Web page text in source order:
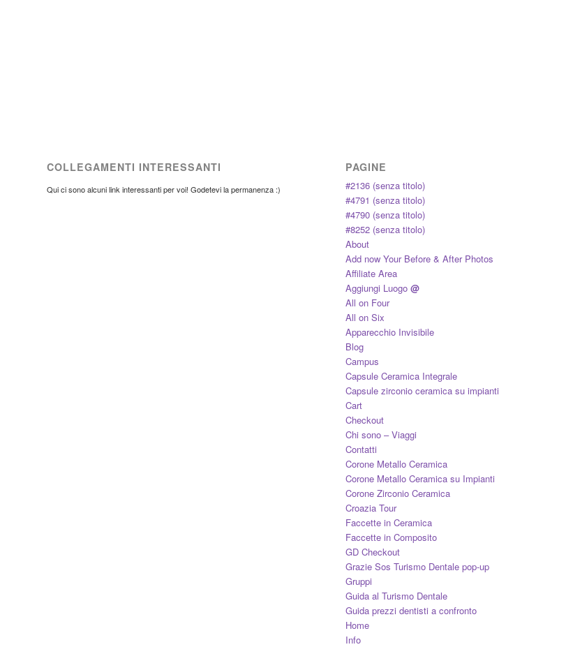
COLLEGAMENTI INTERESSANTI
Qui ci sono alcuni link interessanti per voi! Godetevi la permanenza :)
PAGINE
#2136 (senza titolo)
#4791 (senza titolo)
#4790 (senza titolo)
#8252 (senza titolo)
About
Add now Your Before & After Photos
Affiliate Area
Aggiungi Luogo @
All on Four
All on Six
Apparecchio Invisibile
Blog
Campus
Capsule Ceramica Integrale
Capsule zirconio ceramica su impianti
Cart
Checkout
Chi sono – Viaggi
Contatti
Corone Metallo Ceramica
Corone Metallo Ceramica su Impianti
Corone Zirconio Ceramica
Croazia Tour
Faccette in Ceramica
Faccette in Composito
GD Checkout
Grazie Sos Turismo Dentale pop-up
Gruppi
Guida al Turismo Dentale
Guida prezzi dentisti a confronto
Home
Info